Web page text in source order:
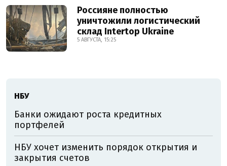
Россияне полностью
уничтожили логистический
склад Intertop Ukraine
5 АВГУСТА, 15:25
НБУ
Банки ожидают роста кредитных
портфелей
НБУ хочет изменить порядок открытия и
закрытия счетов